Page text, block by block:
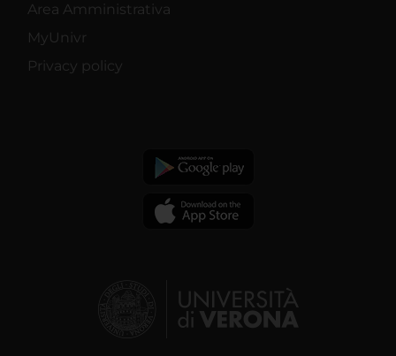
Area Amministrativa
MyUnivr
Privacy policy